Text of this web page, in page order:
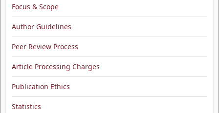
Focus & Scope
Author Guidelines
Peer Review Process
Article Processing Charges
Publication Ethics
Statistics